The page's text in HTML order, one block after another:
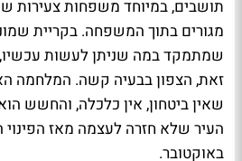
תושבים, במיוחד משפחות צעירות
מגורים בתוך המשפחה. בקריית
שמתמקד במה שניתן לעשות
זאת, הצפון בבעיה קשה. המלחמה
שאין ביטחון, אין כלכלה, והחשש
באוקטובר.